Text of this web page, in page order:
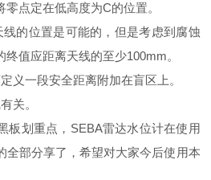
点定在低高度为C的位置。
的位置是可能的，但是考虑到腐蚀
值应距离天线的至少100mm。
一段安全距离附加在盲区上。
关。
划重点，SEBA雷达水位计在使用
全部分享了，希望对大家今后使用本